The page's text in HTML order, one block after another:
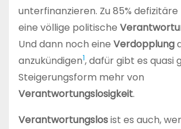
unterfinanzieren. Zu 85% defizitäre
eine völlige politische
Und dann noch eine Verdopplung
anzukündigen1, dafür gibt es quasi
Steigerungsform mehr von
Verantwortungslosigkeit.
Verantwortungslosist es auch,